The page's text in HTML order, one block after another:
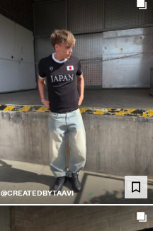
@CREATEDBYTAAVI